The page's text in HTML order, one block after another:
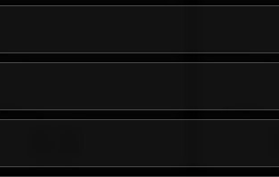
€
No. 26242036
74,90€